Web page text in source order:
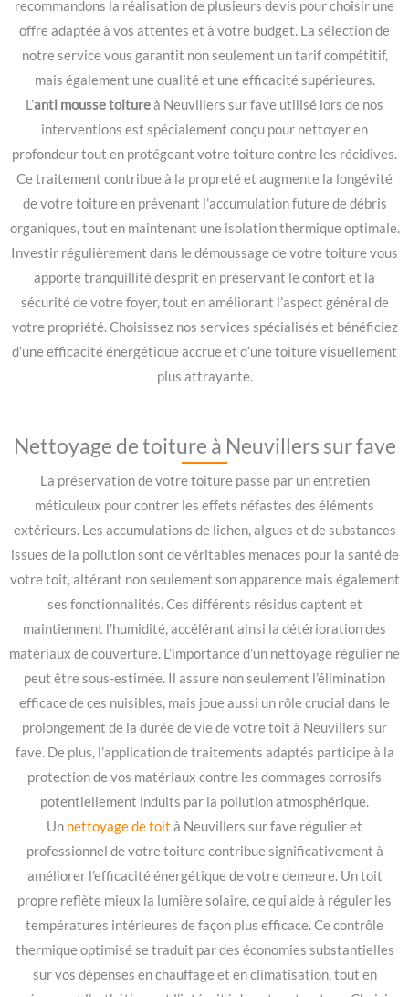
recommandons la réalisation de plusieurs devis pour choisir une
offre adaptée à vos attentes et à votre budget. La sélection de
notre service vous garantit non seulement un tarif compétitif,
mais également une qualité et une efficacité supérieures.
L’anti mousse toitureà Neuvillers sur fave utilisé lors de nos
interventions est spécialement conçu pour nettoyer en
profondeur tout en protégeant votre toiture contre les récidives.
Ce traitement contribue à la propreté et augmente la longévité
de votre toiture en prévenant l’accumulation future de débris
organiques, tout en maintenant une isolation thermique optimale.
Investir régulièrement dans le démoussage de votre toiture vous
apporte tranquillité d’esprit en préservant le confort et la
sécurité de votre foyer, tout en améliorant l’aspect général de
votre propriété. Choisissez nos services spécialisés et bénéficiez
d’une efficacité énergétique accrue et d’une toiture visuellement
plus attrayante.
Nettoyage de toiture à Neuvillers sur fave
La préservation de votre toiture passe par un entretien
méticuleux pour contrer les effets néfastes des éléments
extérieurs. Les accumulations de lichen, algues et de substances
issues de la pollution sont de véritables menaces pour la santé de
votre toit, altérant non seulement son apparence mais également
ses fonctionnalités. Ces différents résidus captent et
maintiennent l’humidité, accélérant ainsi la détérioration des
matériaux de couverture. L’importance d’un nettoyage régulier ne
peut être sous-estimée. Il assure non seulement l’élimination
efficace de ces nuisibles, mais joue aussi un rôle crucial dans le
prolongement de la durée de vie de votre toit à Neuvillers sur
fave. De plus, l’application de traitements adaptés participe à la
protection de vos matériaux contre les dommages corrosifs
potentiellement induits par la pollution atmosphérique.
Un nettoyage de toit à Neuvillers sur fave régulier et
professionnel de votre toiture contribue significativement à
améliorer l’efficacité énergétique de votre demeure. Un toit
propre reflète mieux la lumière solaire, ce qui aide à réguler les
températures intérieures de façon plus efficace. Ce contrôle
thermique optimisé se traduit par des économies substantielles
sur vos dépenses en chauffage et en climatisation, tout en